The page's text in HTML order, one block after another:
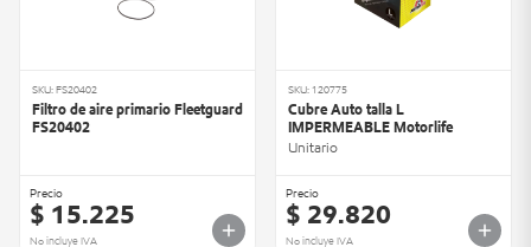
SKU: FS20402
Filtro de aire primario Fleetguard
FS20402
Precio
$ 15.225
No incluye IVA
SKU: 120775
Cubre Auto talla L
IMPERMEABLE Motorlife
Unitario
Precio
$ 29.820
No incluye IVA